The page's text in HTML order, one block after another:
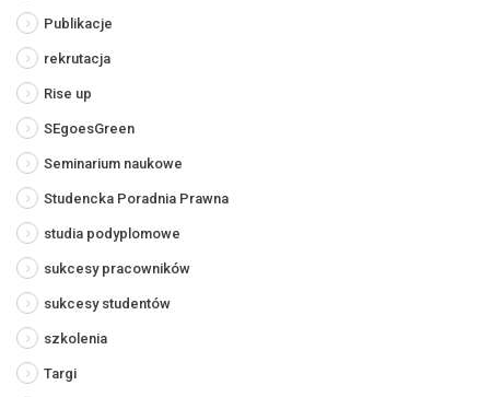
Publikacje
rekrutacja
Rise up
SEgoesGreen
Seminarium naukowe
Studencka Poradnia Prawna
studia podyplomowe
sukcesy pracowników
sukcesy studentów
szkolenia
Targi